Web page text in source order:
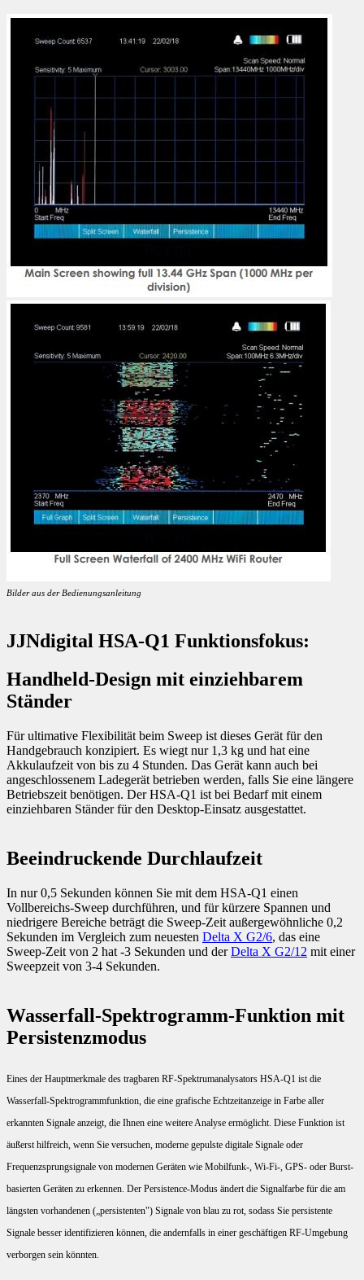
Bilder aus der Bedienungsanleitung
JJNdigital HSA-Q1 Funktionsfokus:
Handheld-Design mit einziehbarem
Ständer
Für ultimative Flexibilität beim Sweep ist dieses Gerät für den
Handgebrauch konzipiert. Es wiegt nur 1,3 kg und hat eine
Akkulaufzeit von bis zu 4 Stunden. Das Gerät kann auch bei
angeschlossenem Ladegerät betrieben werden, falls Sie eine längere
Betriebszeit benötigen. Der HSA-Q1 ist bei Bedarf mit einem
einziehbaren Ständer für den Desktop-Einsatz ausgestattet.
Beeindruckende Durchlaufzeit
In nur 0,5 Sekunden können Sie mit dem HSA-Q1 einen
Vollbereichs-Sweep durchführen, und für kürzere Spannen und
niedrigere Bereiche beträgt die Sweep-Zeit außergewöhnliche 0,2
Sekunden im Vergleich zum neuesten Delta X G2/6, das eine
Sweep-Zeit von 2 hat -3 Sekunden und derDelta X G2/12 mit einer
Sweepzeit von 3-4 Sekunden.
Wasserfall-Spektrogramm-Funktion mit
Persistenzmodus
Eines der Hauptmerkmale des tragbaren RF-Spektrumanalysators HSA-Q1 ist die
Wasserfall-Spektrogrammfunktion, die eine grafische Echtzeitanzeige in Farbe aller
erkannten Signale anzeigt, die Ihnen eine weitere Analyse ermöglicht. Diese Funktion ist
äußerst hilfreich, wenn Sie versuchen, moderne gepulste digitale Signale oder
Frequenzsprungsignale von modernen Geräten wie Mobilfunk-, Wi-Fi-, GPS- oder Burst-
basierten Geräten zu erkennen. Der Persistence-Modus ändert die Signalfarbe für die am
längsten vorhandenen („persistenten") Signale von blau zu rot, sodass Sie persistente
Signale besser identifizieren können, die andernfalls in einer geschäftigen RF-Umgebung
verborgen sein könnten.